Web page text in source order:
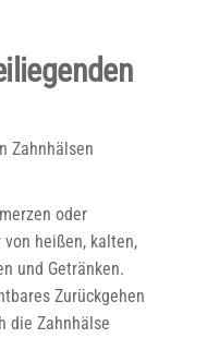
Zahnhälsen
oder
heißen, kalten,
und Getränken.
Zurückgehen
die Zahnhälse